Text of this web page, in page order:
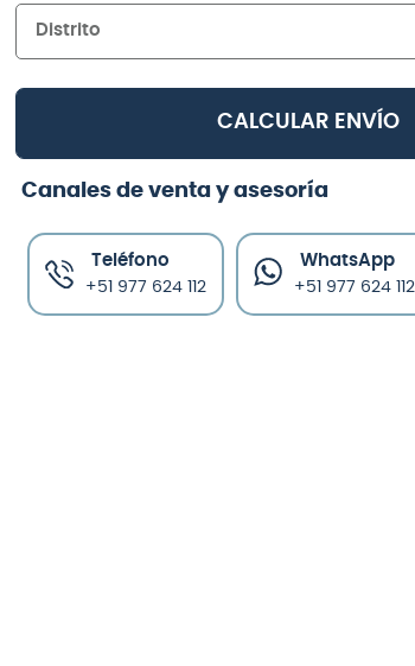
Distrito
CALCULAR ENVÍO
Canales de venta y asesoría
Teléfono
+51 977 624 112
WhatsApp
+51 977 624 112